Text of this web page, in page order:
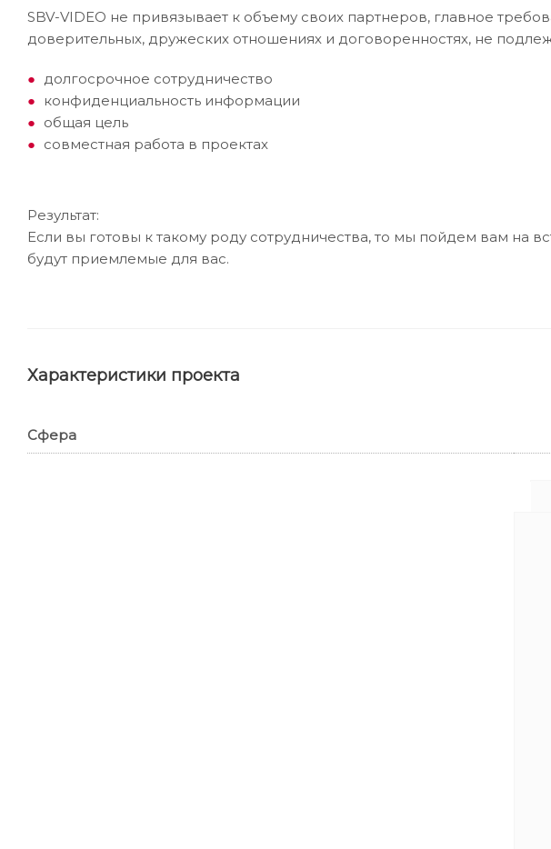
SBV-VIDEO не привязывает к объему своих партнеров, главное
доверительных, дружеских отношениях и договоренностях, не
долгосрочное сотрудничество
конфиденциальность информации
общая цель
совместная работа в проектах
Результат:
Если вы готовы к такому роду сотрудничества, то мы пойдем вам на
будут приемлемые для вас.
Характеристики проекта
Сфера